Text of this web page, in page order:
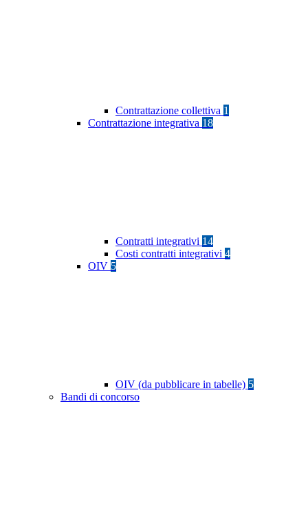
Contrattazione collettiva 1
Contrattazione integrativa 18
Contratti integrativi 14
Costi contratti integrativi 4
OIV 5
OIV (da pubblicare in tabelle) 5
Bandi di concorso